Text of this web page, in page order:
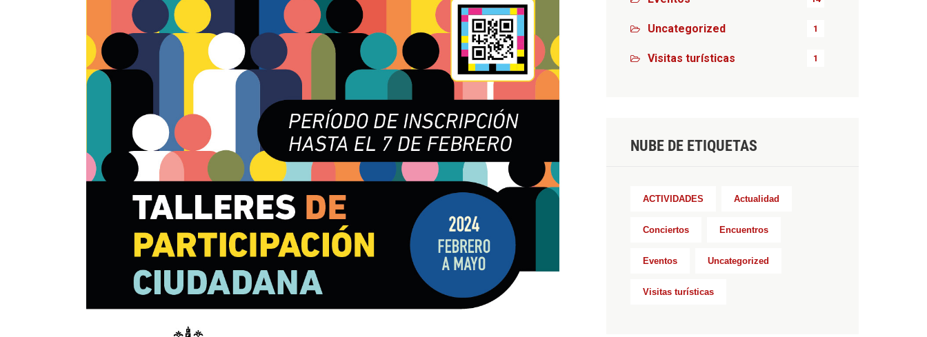
Uncategorized 1
Visitas turísticas 1
NUBE DE ETIQUETAS
ACTIVIDADES Actualidad
Conciertos Encuentros
Eventos Uncategorized
Visitas turísticas